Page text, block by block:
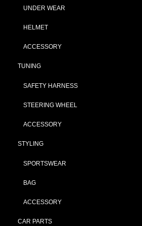
UNDER WEAR
HELMET
ACCESSORY
TUNING
SAFETY HARNESS
STEERING WHEEL
ACCESSORY
STYLING
SPORTSWEAR
BAG
ACCESSORY
CAR PARTS